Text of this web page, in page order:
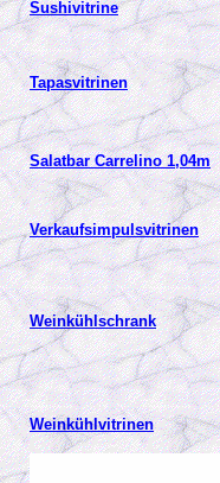
Sushivitrine
Tapasvitrinen
Salatbar Carrelino 1,04m
Verkaufsimpulsvitrinen
Weinkühlschrank
Weinkühlvitrinen